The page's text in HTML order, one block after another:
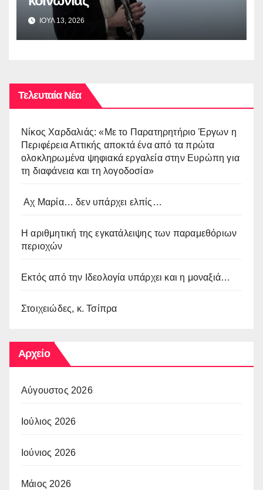
ΙΟΥΛ 13, 2026
Τελευταία Νέα
Νίκος Χαρδαλιάς: «Με το Παρατηρητήριο Έργων η
Περιφέρεια Αττικής αποκτά ένα από τα πρώτα
ολοκληρωμένα ψηφιακά εργαλεία στην Ευρώπη για
τη διαφάνεια και τη λογοδοσία»
Αχ Μαρία… δεν υπάρχει ελπίς…
Η αριθμητική της εγκατάλειψης των παραμεθόριων
περιοχών
Εκτός από την Ιδεολογία υπάρχει και η μοναξιά…
Στοιχειώδες, κ. Τσίπρα
Αρχείο
Αύγουστος 2026
Ιούλιος 2026
Ιούνιος 2026
Μάιος 2026